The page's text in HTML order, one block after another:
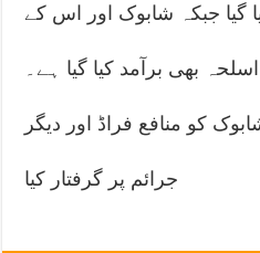
گیا جبکہ شابوک اور اس کے
بھی برآمد کیا گیا ہے۔
کو منافع فراڈ اور دیگر
جرائم پر گرفتار کیا